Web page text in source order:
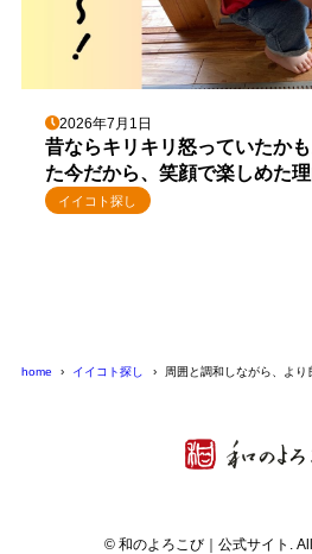
2026年7月1日
昔ならキリキリ怒っていたか
た今だから、笑顔で楽しめた
イイコト探し
home イイコト探し 周囲と調和しながら、より
© 和のよろこび｜公式サイト.